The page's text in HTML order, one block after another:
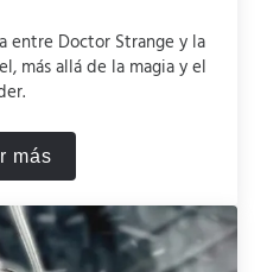
entre Doctor Strange y la
más allá de la magia y el
más
La gran diferencia entre el